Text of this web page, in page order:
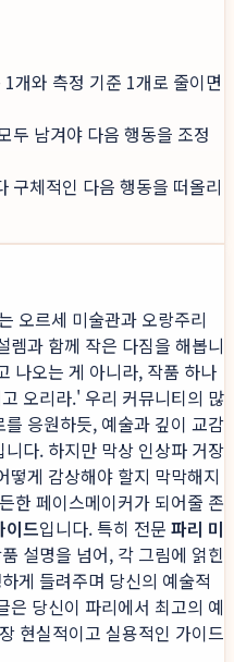
개와 측정 기준 1개로 줄이면
두 남겨야 다음 행동을 조정
구체적인 다음 행동을 떠올리
오르세 미술관과 오랑주리
렘과 함께 작은 다짐을 해봅니
나오는 게 아니라, 작품 하나
오리라.' 우리 커뮤니티의 많
응원하듯, 예술과 깊이 교감
다. 하지만 막상 인상파 거장
떻게 감상해야 할지 막막해지
한 페이스메이커가 되어줄 존
이드입니다. 특히 전문 파리 미
설명을 넘어, 각 그림에 얽힌
게 들려주며 당신의 예술적
은 당신이 파리에서 최고의 예
현실적이고 실용적인 가이드